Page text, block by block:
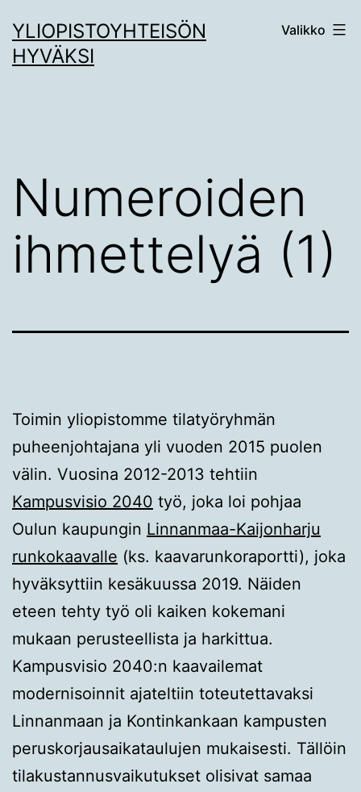
sisältöön
YLIOPISTOYHTEISÖN
HYVÄKSI
Valikko
Numeroiden
ihmettelyä (1)
Toimin yliopistomme tilatyöryhmän
puheenjohtajana yli vuoden 2015 puolen
välin. Vuosina 2012-2013 tehtiin
Kampusvisio 2040 työ, joka loi pohjaa
Oulun kaupungin Linnanmaa-Kaijonharju
runkokaavalle (ks. kaavarunkoraportti), joka
hyväksyttiin kesäkuussa 2019. Näiden
eteen tehty työ oli kaiken kokemani
mukaan perusteellista ja harkittua.
Kampusvisio 2040:n kaavailemat
modernisoinnit ajateltiin toteutettavaksi
Linnanmaan ja Kontinkankaan kampusten
peruskorjausaikataulujen mukaisesti. Tällöin
tilakustannusvaikutukset olisivat samaa